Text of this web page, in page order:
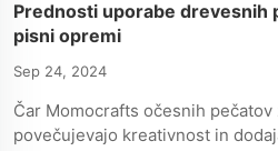
Prednosti uporabe drevesnih
pisni opremi
Sep 24, 2024
Čar Momocrafts očesnih
povečujevajo kreativnost in